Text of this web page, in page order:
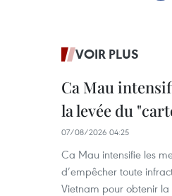
VOIR PLUS
Ca Mau
la levée du
07/08/2026 04:25
Ca Mau intensifie les
d’empêcher toute
Vietnam pour obtenir